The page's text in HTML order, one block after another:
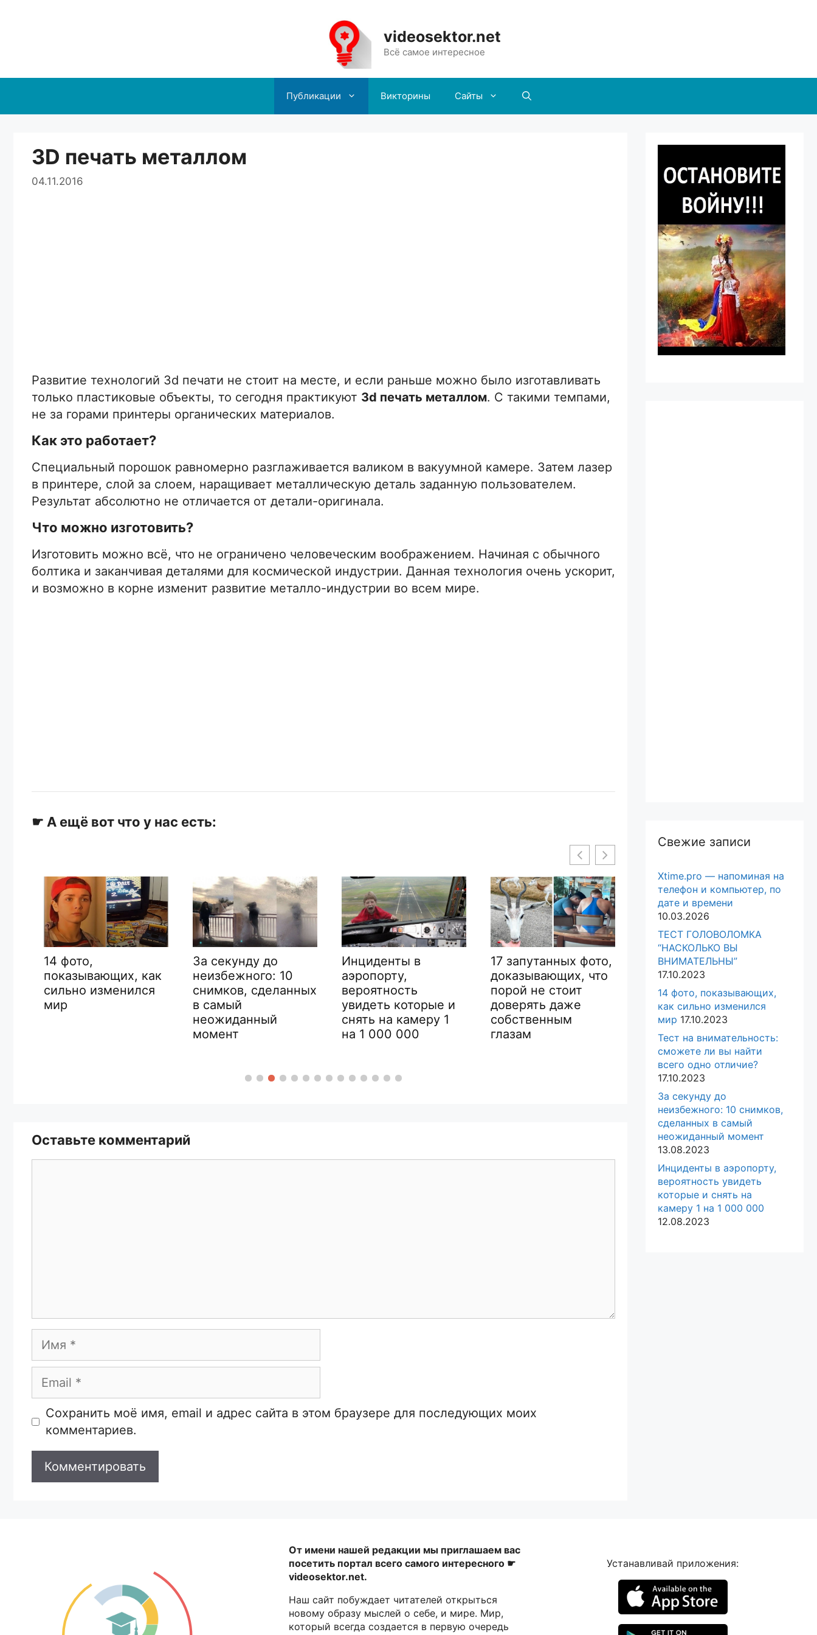
videosektor.net
Всё самое интересное
Публикации Викторины Сайты
3D печать металлом
04.11.2016
Развитие технологий 3d печати не стоит на месте, и если раньше можно было изготавливать
только пластиковые объекты, то сегодня практикуют 3d печать металлом. С такими темпами,
не за горами принтеры органических материалов.
Как это работает?
Специальный порошок равномерно разглаживается валиком в вакуумной камере. Затем лазер
в принтере, слой за слоем, наращивает металлическую деталь заданную пользователем.
Результат абсолютно не отличается от детали-оригинала.
Что можно изготовить?
Изготовить можно всё, что не ограничено человеческим воображением. Начиная с обычного
болтика и заканчивая деталями для космической индустрии. Данная технология очень ускорит,
и возможно в корне изменит развитие металло-индустрии во всем мире.
☛ А ещё вот что у нас есть:
За секунду до
неизбежного: 10
снимков, сделанных
в самый
Инциденты в
аэропорту,
вероятность
увидеть которые и
снять на камеру 1
на 1 000 000
17 запутанных фото,
доказывающих, что
порой не стоит
доверять даже
собственным
глазам
13 раз, когда люди
натыкались на
загадочные штуки, о
функциях которых
узнали в Сети
17 настолько
смешных
автомобилей, что их
было невозможно
сфотографировать
Оставьте комментарий
Имя
Email
Сайт
Сохранить моё имя, email и адрес сайта в этом браузере для последующих моих
комментариев.
Свежие записи
Xtime.pro — напоминая на
телефон и компьютер, по
дате и времени
10.03.2026
ТЕСТ ГОЛОВОЛОМКА
“НАСКОЛЬКО ВЫ
ВНИМАТЕЛЬНЫ”
17.10.2023
14 фото, показывающих,
как сильно изменился
мир 17.10.2023
Тест на внимательность:
сможете ли вы найти
всего одно отличие?
17.10.2023
За секунду до
неизбежного: 10 снимков,
сделанных в самый
неожиданный момент
13.08.2023
Инциденты в аэропорту,
вероятность увидеть
которые и снять на
камеру 1 на 1 000 000
12.08.2023
От имени нашей редакции мы приглашаем вас
посетить портал всего самого интересного ☛
videosektor.net.
Наш сайт побуждает читателей открыться
новому образу мыслей о себе, и мире. Мир,
который всегда создается в первую очередь
Устанавливай приложения: